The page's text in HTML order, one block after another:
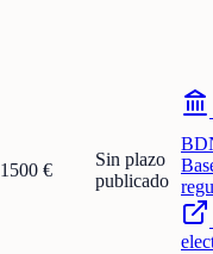
1500 €
Sin plazo
publicado